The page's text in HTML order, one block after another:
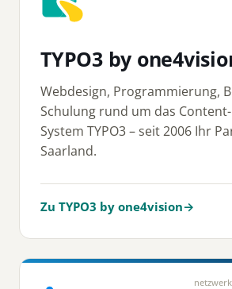
TYPO3 by
Webdesign, Programmierung,
Schulung rund um das
System TYPO3 – seit 2006 Ihr
Saarland.
Zu TYPO3 by one4vision→